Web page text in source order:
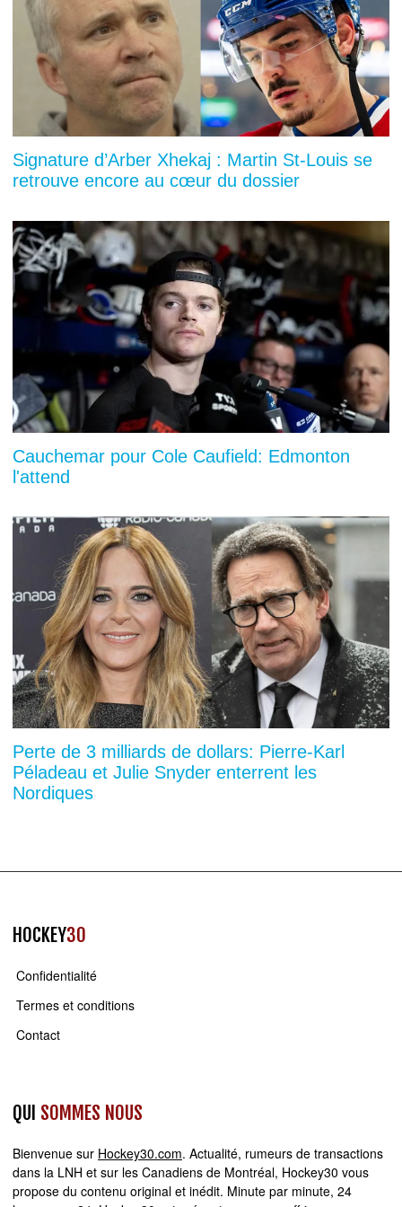
Signature d’Arber Xhekaj : Martin St-Louis se
retrouve encore au cœur du dossier
Cauchemar pour Cole Caufield: Edmonton
l'attend
Perte de 3 milliards de dollars: Pierre-Karl
Péladeau et Julie Snyder enterrent les
Nordiques
HOCKEY30
Confidentialité
Termes et conditions
Contact
QUI SOMMES NOUS
Bienvenue sur Hockey30.com. Actualité, rumeurs de transactions
dans la LNH et sur les Canadiens de Montréal, Hockey30 vous
propose du contenu original et inédit. Minute par minute, 24